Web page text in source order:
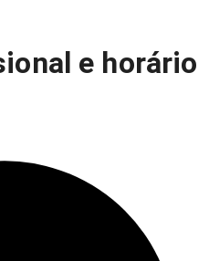
e horário